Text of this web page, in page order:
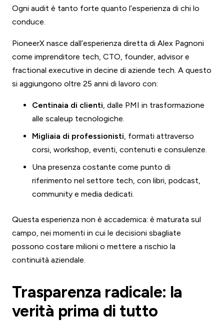
Ogni audit è tanto forte quanto l’esperienza di chi lo
conduce.
PioneerX nasce dall’esperienza diretta di Alex Pagnoni
come imprenditore tech, CTO, founder, advisor e
fractional executive in decine di aziende tech. A questo
si aggiungono oltre 25 anni di lavoro con:
Centinaia di clienti , dalle PMI in trasformazione
alle scaleup tecnologiche.
Migliaia di professionisti , formati attraverso
corsi, workshop, eventi, contenuti e consulenze.
Una presenza costante come punto di
riferimento nel settore tech, con libri, podcast,
community e media dedicati.
Questa esperienza non è accademica: è maturata sul
campo, nei momenti in cui le decisioni sbagliate
possono costare milioni o mettere a rischio la
continuità aziendale.
Trasparenza radicale: la
verità prima di tutto